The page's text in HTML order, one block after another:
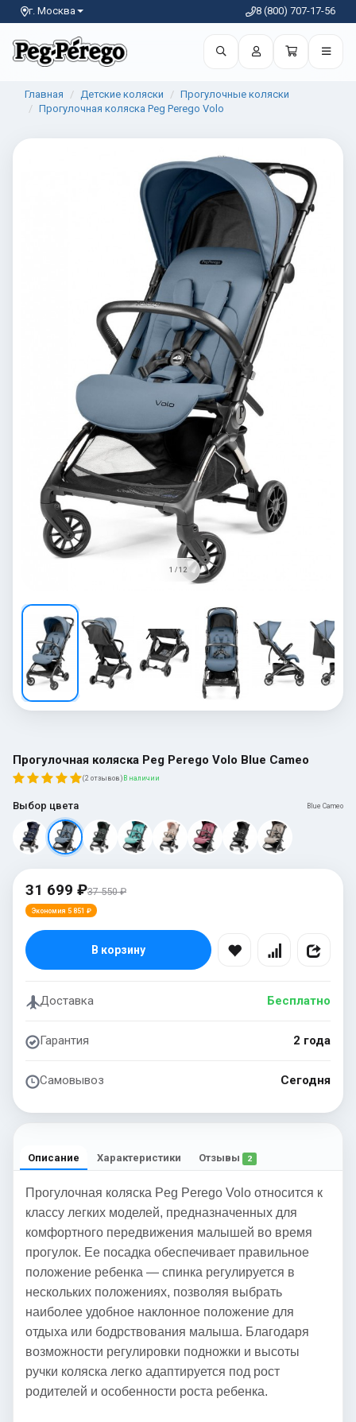
г. Москва 8 (800) 707-17-56
Главная Детские коляски
Прогулочные коляски
Прогулочная коляска Peg Perego Volo
1 / 12
Прогулочная коляска Peg Perego Volo Blue Cameo
(2 отзывов) В наличии
Выбор цвета Blue Cameo
31 699 ₽37 550 ₽
Экономия 5 851 ₽
В корзину
Доставка Бесплатно
Гарантия 2 года
Самовывоз Сегодня
Описание Характеристики Отзывы 2
Прогулочная коляска Peg Perego Volo относится к
классу легких моделей, предназначенных для
комфортного передвижения малышей во время
прогулок. Ее посадка обеспечивает правильное
положение ребенка — спинка регулируется в
нескольких положениях, позволяя выбрать
наиболее удобное наклонное положение для
отдыха или бодрствования малыша. Благодаря
возможности регулировки подножки и высоты
ручки коляска легко адаптируется под рост
родителей и особенности роста ребенка.